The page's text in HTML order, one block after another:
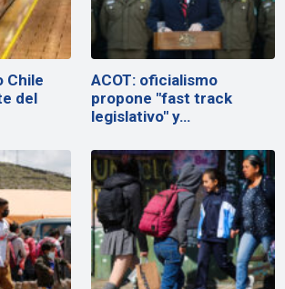
Chile
del
ACOT: oficialismo
propone "fast track
legislativo" y…